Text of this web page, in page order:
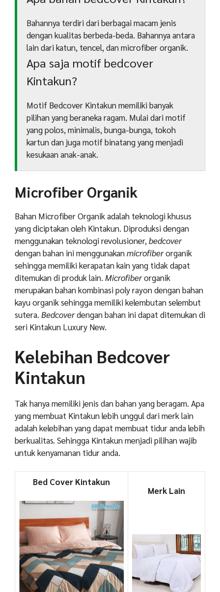
Bahannya terdiri dari berbagai macam jenis
dengan kualitas berbeda-beda. Bahannya antara
lain dari katun, tencel, dan microfiber organik.
Apa saja motif bedcover
Kintakun?
Motif Bedcover Kintakun memiliki banyak
pilihan yang beraneka ragam. Mulai dari motif
yang polos, minimalis, bunga-bunga, tokoh
kartun dan juga motif binatang yang menjadi
kesukaan anak-anak.
Microfiber Organik
Bahan Microfiber Organik adalah teknologi khusus
yang diciptakan oleh Kintakun. Diproduksi dengan
menggunakan teknologi revolusioner, bedcover
dengan bahan ini menggunakanmicrofiberorganik
sehingga memiliki kerapatan kain yang tidak dapat
ditemukan di produk lain. Microfiberorganik
merupakan bahan kombinasi poly rayon dengan bahan
kayu organik sehingga memiliki kelembutan selembut
sutera. Bedcoverdengan bahan ini dapat ditemukan di
seri Kintakun Luxury New.
Kelebihan Bedcover
Kintakun
Tak hanya memiliki jenis dan bahan yang beragam. Apa
yang membuat Kintakun lebih unggul dari merk lain
adalah kelebihan yang dapat membuat tidur anda lebih
berkualitas. Sehingga Kintakun menjadi pilihan wajib
untuk kenyamanan tidur anda.
Bed Cover Kintakun
Merk Lain